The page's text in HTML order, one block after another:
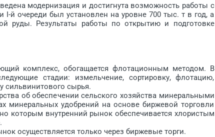
модернизация и достигнута возможность работы с
й очереди был установлен на уровне 700 тыс. т в год, а
руды. Результаты работы по открытию и подготовке
комп­лекс, обогащается флотационным методом. В
стадии: измельчение, сортировку, флотацию,
сильвинитового ­сырья.
об обеспечении сельского хозяйства минеральными
минеральных удобрений на основе биржевой торговли
которым внутренний рынок обеспечивается хлористым
осуществляется только через биржевые ­торги.